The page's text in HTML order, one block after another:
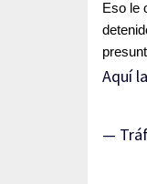
Eso le
Aquí
—